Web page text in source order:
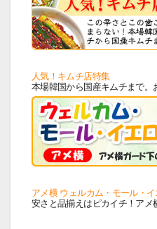
人気！キムチ店特集
本場韓国から国産キムチまで。
アメ横 ウェルカム・モール・
安さと品揃えはピカイチ！アメ